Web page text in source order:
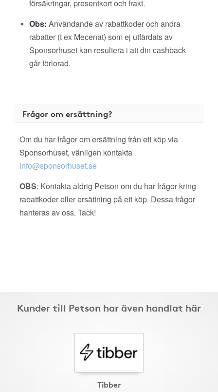
försäkringar, presentkort och frakt.
Obs: Användande av rabattkoder och andra
rabatter (t ex Mecenat) som ej utfärdats av
Sponsorhuset kan resultera i att din cashback
går förlorad.
Frågor om ersättning?
Om du har frågor om ersättning från ett köp via
Sponsorhuset, vänligen kontakta
info@sponsorhuset.se
OBS: Kontakta aldrig Petson om du har frågor kring
rabattkoder eller ersättning på ett köp. Dessa frågor
hanteras av oss. Tack!
Kunder till Petson har även handlat här
Tibber